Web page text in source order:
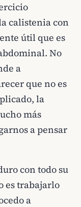
calistenia con
útil que es
No
a
que no es
la
más
a pensar
con todo su
es trabajarlo
a